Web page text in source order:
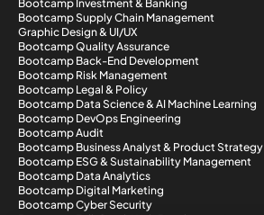
Bootcamp Investment & Banking
Bootcamp Supply Chain Management
Graphic Design & UI/UX
Bootcamp Quality Assurance
Bootcamp Back-End Development
Bootcamp Risk Management
Bootcamp Legal & Policy
Bootcamp Data Science & AI Machine Learning
Bootcamp DevOps Engineering
Bootcamp Audit
Bootcamp Business Analyst & Product Strategy
Bootcamp ESG & Sustainability Management
Bootcamp Data Analytics
Bootcamp Digital Marketing
Bootcamp Cyber Security